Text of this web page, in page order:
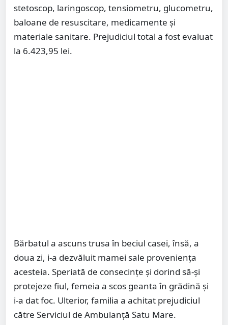
stetoscop, laringoscop, tensiometru, glucometru,
baloane de resuscitare, medicamente și
materiale sanitare. Prejudiciul total a fost evaluat
la 6.423,95 lei.
Bărbatul a ascuns trusa în beciul casei, însă, a
doua zi, i-a dezvăluit mamei sale proveniența
acesteia. Speriată de consecințe și dorind să-și
protejeze fiul, femeia a scos geanta în grădină și
i-a dat foc. Ulterior, familia a achitat prejudiciul
către Serviciul de Ambulanță Satu Mare.